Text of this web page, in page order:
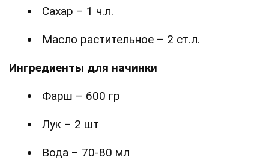
Сахар – 1 ч.л.
Масло растительное – 2 ст.л.
Ингредиенты для начинки
Фарш – 600 гр
Лук – 2 шт
Вода – 70-80 мл